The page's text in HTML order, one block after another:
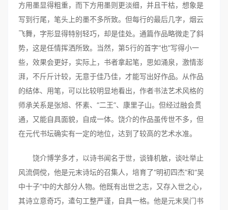
方用墨显得粗重，而下方用墨则更淡细，并且干枯，想象是
写到行尾，笔头上的墨不多所致。但每行的最后几字，烟云
飞舞，字形显得特别轻巧，却是佳处。通篇作品略微走了斜
势，这是任情挥洒所致。当然，第5行的首字“也”写得小一
些，效果会更好，实际上，书者拿起笔，思如涌泉，激情澎
湃，不斤斤计较，无意于佳乃佳，才能写出好作品。从作品
的结体、用笔，可以比较明显地看出，作者书法艺术风格的
师承关系是张旭、怀素、“二王”、康里子山。但经过融会贯
通，又能自具面貌，自成一体。饶介的作品虽传世不多，但
在元代书坛确实有一定的地位，达到了较高的艺术水准。
饶介博学多才，以诗书闻名于世，谈锋机敏，谈吐举止
风流倜傥，他是元末诗坛的召集人，培育了“明初四杰”和“吴
中十子”中的大部分人物。他既有出世之志，又存入世之心，
其诗立意奇巧，遣句工整严谨，自具一格。他是元末吴门书